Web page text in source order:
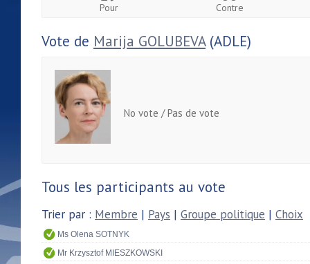
Pour Contre
Vote de Marija GOLUBEVA(ADLE)
No vote / Pas de vote
Tous les participants au vote
Trier par : Membre | Pays | Groupe politique | Choix
Ms Olena SOTNYK
Mr Krzysztof MIESZKOWSKI